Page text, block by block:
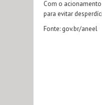
Com o
para evitar
Fonte: gov.br/aneel